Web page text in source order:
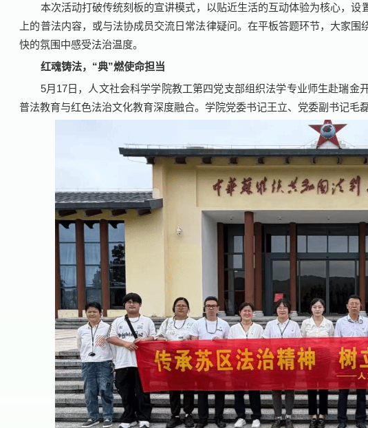
本次活动打破传统刻板的宣讲模式，以贴近生活的互动体验为核心，
上的普法内容，或与法协成员交流日常法律疑问。在平板答题环节，大家
快的氛围中感受法治温度。
红魂铸法， “典”燃使命担当
5月17日，人文社会科学学院教工第四党支部组织法学专业师生赴瑞金
普法教育与红色法治文化教育深度融合。学院党委书记王立、党委副书记毛